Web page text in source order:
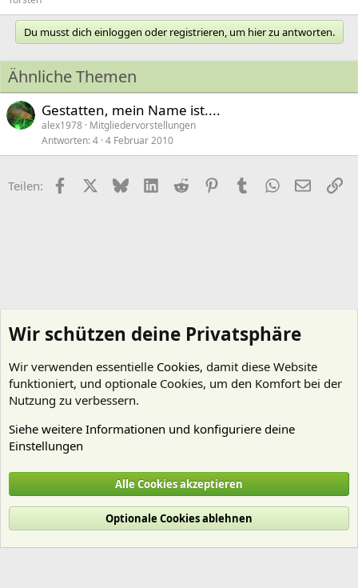
Du musst dich einloggen oder registrieren, um hier zu antworten.
Ähnliche Themen
Gestatten, mein Name ist....
alex1978 Mitgliedervorstellungen
Antworten 4 4 Februar 2010
Teilen: FacebookX (Twitter)
BlueskyLinkedIn
Reddit PinterestTumblr WhatsApp
E-Mail
Cookies
Deutsch (Du)
Nutzungsbedingungen
Datenschutz Hilfe und Impressum
R
Wir schützen deine Privatsphäre
Wir verwenden essentielle Cookies, damit diese Website
funktioniert, und optionale Cookies, um den Komfort bei der
Nutzung zu verbessern.
Siehe weitere Informationen und konfiguriere deine
Einstellungen
Alle Cookies akzeptieren
Optionale Cookies ablehnen